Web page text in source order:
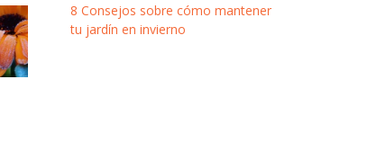
8 Consejos sobre cómo mantener
tu jardín en invierno